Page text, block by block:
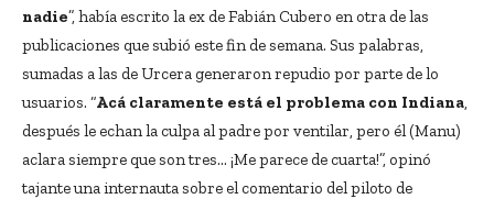
nadie”, había escrito la ex de Fabián Cubero en otra de las
publicaciones que subió este fin de semana. Sus palabras,
sumadas a las de Urcera generaron repudio por parte de lo
usuarios. “Acá claramente está el problema con Indiana
después le echan la culpa al padre por ventilar, pero él (Manu)
aclara siempre que son tres… ¡Me parece de cuarta!”, opinó
tajante una internauta sobre el comentario del piloto de